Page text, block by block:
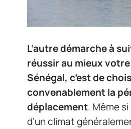
L’autre démarche à
réussir au mieux
Sénégal, c’est de
convenablement la
déplacement. Même
d’un climat